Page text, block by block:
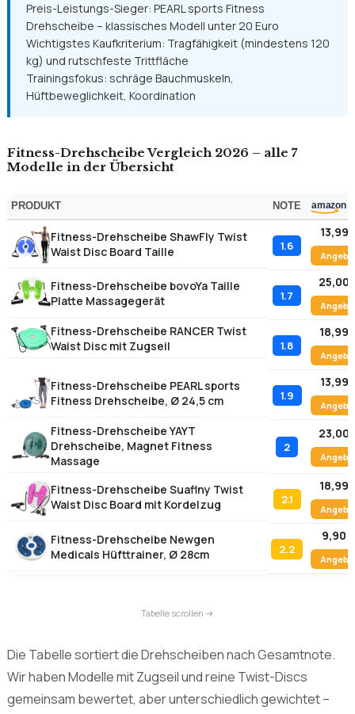
Preis-Leistungs-Sieger: PEARL sports Fitness
Drehscheibe – klassisches Modell unter 20 Euro
Wichtigstes Kaufkriterium: Tragfähigkeit (mindestens 120
kg) und rutschfeste Trittfläche
Trainingsfokus: schräge Bauchmuskeln,
Hüftbeweglichkeit, Koordination
Fitness-Drehscheibe Vergleich 2026 – alle 7
Modelle in der Übersicht
PRODUKT NOTE
Fitness-Drehscheibe ShawFly Twist
Waist Disc Board Taille
1.6
13,99
Fitness-Drehscheibe bovoYa Taille
Platte Massagegerät
1.7
25,00
Fitness-Drehscheibe RANCER Twist
Waist Disc mit Zugseil
1.8
18,99
Fitness-Drehscheibe PEARL sports
Fitness Drehscheibe, Ø 24,5 cm
1.9
13,99
Fitness-Drehscheibe YAYT
Drehscheibe, Magnet Fitness
Massage
2
23,00
Fitness-Drehscheibe Suaflny Twist
Waist Disc Board mit Kordelzug
2.1
18,99
Fitness-Drehscheibe Newgen
Medicals Hüfttrainer, Ø 28cm
2.2
9,90
Die Tabelle sortiert die Drehscheiben nach Gesamtnote.
Wir haben Modelle mit Zugseil und reine Twist-Discs
gemeinsam bewertet, aber unterschiedlich gewichtet –